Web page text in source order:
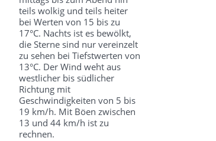
teils wolkig und teils heiter
bei Werten von 15 bis zu
17°C. Nachts ist es bewölkt,
die Sterne sind nur vereinzelt
zu sehen bei Tiefstwerten von
13°C. Der Wind weht aus
westlicher bis südlicher
Richtung mit
Geschwindigkeiten von 5 bis
19 km/h. Mit Böen zwischen
13 und 44 km/h ist zu
rechnen.